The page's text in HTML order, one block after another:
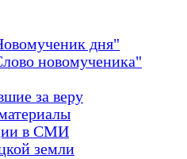
дня"
новомученика"
за веру
в СМИ
земли